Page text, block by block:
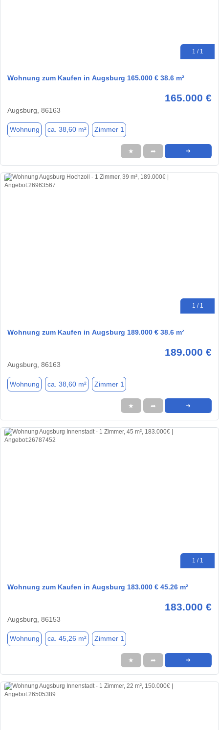
1 / 1
Wohnung zum Kaufen in Augsburg 165.000 € 38.6 m²
165.000 €
Augsburg, 86163
Wohnung ca. 38,60 m² Zimmer 1
★ ➦ ➜
1 / 1
Wohnung zum Kaufen in Augsburg 189.000 € 38.6 m²
189.000 €
Augsburg, 86163
Wohnung ca. 38,60 m² Zimmer 1
★ ➦ ➜
1 / 1
Wohnung zum Kaufen in Augsburg 183.000 € 45.26 m²
183.000 €
Augsburg, 86153
Wohnung ca. 45,26 m² Zimmer 1
★ ➦ ➜